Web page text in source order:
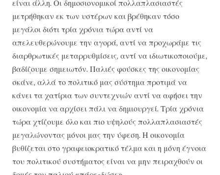
είναι άλλη. Οι δημοσιονομικοί πολλαπλασιαστές
μετρήθηκαν εκ των υστέρων και βρέθηκαν τόσο
μεγάλοι διότι τρία χρόνια τώρα αντί να
απελευθερώνουμε την αγορά, αντί να προχωράμε τις
διαρθρωτικές μεταρρυθμίσεις, αντί να ιδιωτικοποιούμε,
βαδίζουμε σημειωτόν. Παλιές φούσκες της οικονομίας
σκάνε, αλλά το πολιτικό μας σύστημα προτιμά να
κάνει τα χατίρια των συντεχνιών αντί να αφήσει την
οικονομία να αρχίσει πάλι να δημιουργεί. Τρία χρόνια
τώρα χτίζουμε όλο και πιο υψηλούς πολλαπλασιαστές
μεγαλώνοντας μόνοι μας την ύφεση. Η οικονομία
βυθίζεται στο γραφειοκρατικό τέλμα και η μόνη έγνοια
του πολιτικού συστήματος είναι να μην πειραχθούν οι